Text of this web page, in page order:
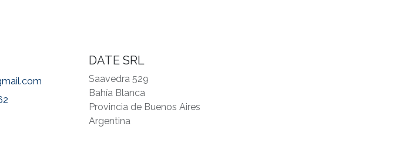
DATE SRL
Saavedra 529
Bahía Blanca
Provincia de Buenos Aires
Argentina